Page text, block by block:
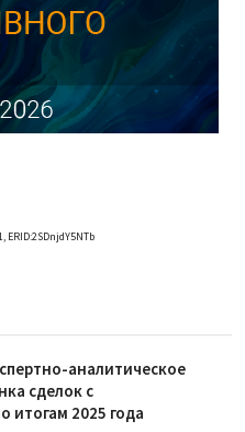
аналитическое
сделок с
итогам 2025 года